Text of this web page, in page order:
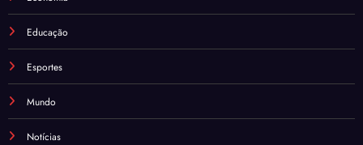
Educação
Esportes
Mundo
Notícias